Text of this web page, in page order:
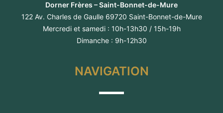
Dorner Frères – Saint-Bonnet-de-Mure
122 Av. Charles de Gaulle 69720 Saint-Bonnet-de-Mure
Mercredi et samedi : 10h-13h30 / 15h-19h
Dimanche : 9h-12h30
NAVIGATION